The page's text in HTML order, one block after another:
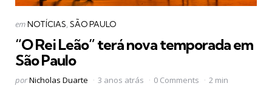
Categorias
Postado
emNOTÍCIAS SÃO PAULO
“O Rei Leão” terá nova temporada em
São Paulo
Postado
porNicholas Duarte 3 anos atrás 0 Comments 2 min